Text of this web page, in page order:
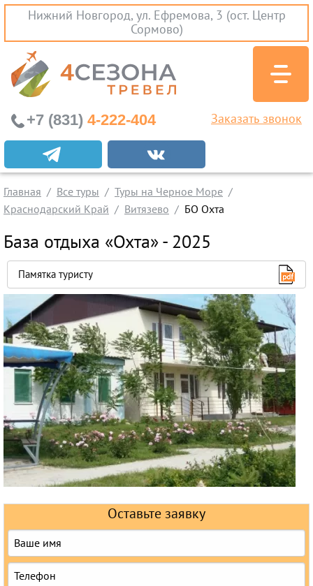
Нижний Новгород, ул. Ефремова, 3 (ост. Центр
Сормово)
Экскурсионные туры
Заграничные экскурсии
Туры на Черное Море
Абхазия
Проезд без проживания
Вылеты из Нижнего Новгорода
Горящие туры
Раннее бронирование
Железнодорожные туры
Круизы
+7 (831) 4-222-404 Заказать звонок
Главная Все туры
Туры на Черное Море
Краснодарский Край
Витязево БО Охта
База отдыха «Охта» - 2025
Памятка туристу
Оставьте заявку